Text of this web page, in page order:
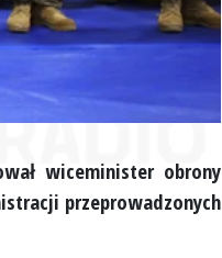
wiceminister obrony
przeprowadzonych